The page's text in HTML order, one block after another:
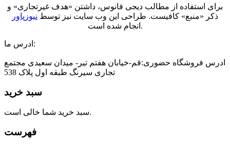
برای استفاده از مطالب دیجی فانوس، داشتن «هدف غیرتجاری» و
ذکر «منبع» کافیست. طراحی این وب سایت نیز توسط نیوزپاور
انجام شده است.
ادرس ما:
ادرس فروشگاه حضوری:قم-خیابان هفتم تیر- میدان سعیدی مجتمع
تجاری سیرنگ طبقه اول پلاک 538
سبد خرید
سبد خرید شما خالی است.
فهرست